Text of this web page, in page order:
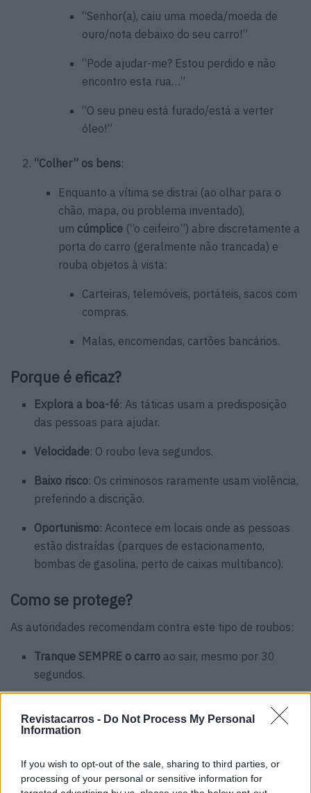
Revistacarros - Do Not Process My Personal
Information
If you wish to opt-out of the sale, sharing to third parties, or
processing of your personal or sensitive information for
“Senhor(a), caiu uma moeda/moeda de
ouro/nota debaixo do seu carro!”
“Pode ajudar-me? Estou perdido e não
encontro esta rua…”
“O seu pneu está furado/está a verter
óleo!”
“Colher” os bens:
Enquanto a vítima se distrai (ao olhar para o
chão, mapa, ou problema inventado),
um cúmplice(“o ceifeiro”) abre discretamente a
porta do carro (geralmente não trancada) e
rouba objetos à vista:
Carteiras, telemóveis, portáteis, sacos com
compras.
Malas, encomendas, cartões bancários.
Porque é eficaz?
Explora a boa-fé: As táticas usam a predisposição
das pessoas para ajudar.
Velocidade: O roubo leva segundos.
Baixo risco: Os criminosos raramente usam violência,
preferindo a discrição.
Oportunismo: Acontece em locais onde as pessoas
estão distraídas (parques de estacionamento,
bombas de gasolina, perto de caixas multibanco).
Como se protege?
As autoridades recomendam contra este tipo de roubos:
Tranque SEMPRE o carro ao sair, mesmo por 30
segundos.
(responda de dentro, com vidros fechados).
bagagensantesde chegar ao destino).